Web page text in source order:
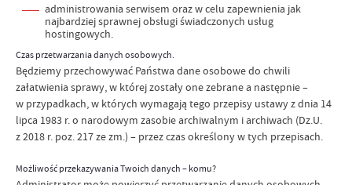
administrowania serwisem oraz w celu zapewnienia jak
najbardziej sprawnej obsługi świadczonych usług
hostingowych.
Czas przetwarzania danych osobowych.
Będziemy przechowywać Państwa dane osobowe do chwili
załatwienia sprawy, w której zostały one zebrane a następnie –
w przypadkach, w których wymagają tego przepisy ustawy z dnia 14
lipca 1983 r. o narodowym zasobie archiwalnym i archiwach (Dz.U.
z 2018 r. poz. 217 ze zm.) – przez czas określony w tych przepisach.
Możliwość przekazywania Twoich danych – komu?